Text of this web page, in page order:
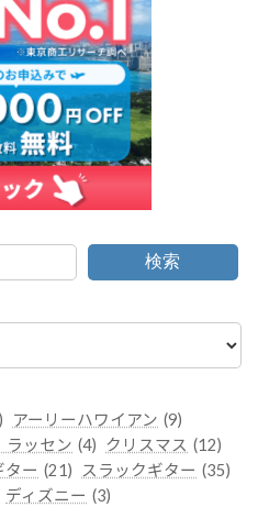
検索
アーリーハワイアン (9)
ラッセン (4) クリスマス (12)
ター (21) スラックギター (35)
ディズニー (3)